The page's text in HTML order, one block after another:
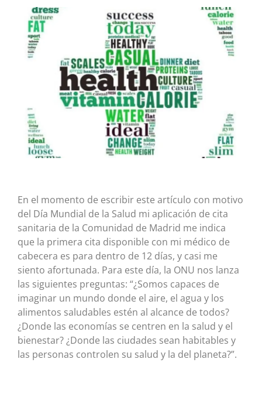
En el momento de escribir este artículo con motivo
del Día Mundial de la Salud mi aplicación de cita
sanitaria de la Comunidad de Madrid me indica
que la primera cita disponible con mi médico de
cabecera es para dentro de 12 días, y casi me
siento afortunada. Para este día, la ONU nos lanza
las siguientes preguntas: “¿Somos capaces de
imaginar un mundo donde el aire, el agua y los
alimentos saludables estén al alcance de todos?
¿Donde las economías se centren en la salud y el
bienestar? ¿Donde las ciudades sean habitables y
las personas controlen su salud y la del planeta?”.